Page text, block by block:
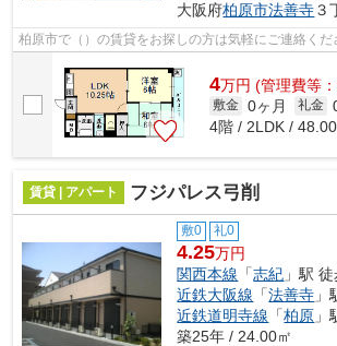
大阪府柏原市法善寺３
柏原市で（）の賃貸をお探しの方は気軽にご連絡くだ
4万円 (管理費等
敷金 0ヶ月 礼金
4階 / 2LDK /
賃貸 | アパート フジパレス弓削
敷0 礼0
4.25万円
関西本線 「志紀 」駅
近鉄大阪線 「法善寺 」
近鉄道明寺線 「柏原 」
築25年 / 24.00㎡